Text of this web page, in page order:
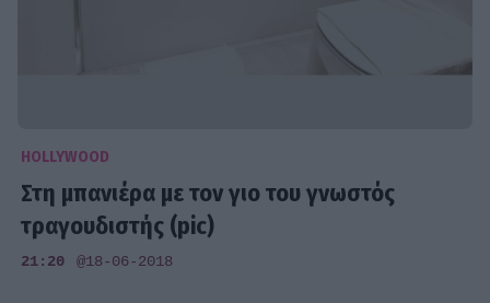
HOLLYWOOD
Στη μπανιέρα με τον γιο του γνωστός
τραγουδιστής (pic)
21:20 @18-06-2018